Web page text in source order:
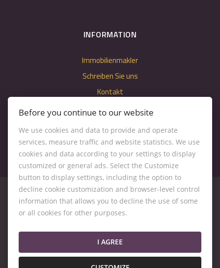
INFORMATION
Immobilienmakler
Schreiben Sie uns
Kontakt
Nastavenie cookies
Záhumenice 6, Pezinok 902 01, Tel.: , E-mail: kluc@kluc.sk
Desktop version
Before you continue to our website
We use cookies and data to provide and operate
services, measure traffic and website statistics. We use
cookies and data according to your settings to display
customized or general ads. Select the Customize
button to display settings, including the option to
decline cookie customization and browser-level control
information that allows you to decline the use of some
or all cookies for other purposes.
I AGREE